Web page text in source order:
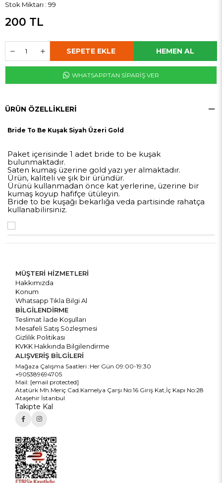
Stok Miktarı : 99
200 TL
WHATSAPPTAN SİPARİŞ VER
ÜRÜN ÖZELLIKLERI
Bride To Be Kuşak Siyah Üzeri Gold
Paket içerisinde 1 adet bride to be kuşak
bulunmaktadır.
Saten kumaş üzerine gold yazı yer almaktadır.
Ürün, kaliteli ve şık bir üründür.
Ürünü kullanmadan önce kat yerlerine, üzerine bir
kumaş koyup hafifçe ütüleyin.
Bride to be kuşağı bekarlığa veda partisinde rahatça
kullanabilirsiniz.
MÜŞTERİ HİZMETLERİ
Hakkımızda
Konum
Whatsapp Tıkla Bilgi Al
BİLGİLENDİRME
Teslimat İade Koşulları
Mesafeli Satış Sözleşmesi
Gizlilik Politikası
KVKK Hakkında Bilgilendirme
ALIŞVERİŞ BİLGİLERİ
Mağaza Çalışma Saatleri :Her Gün 09:00-19:30
+905389694705
Mail: [email protected]
Atatürk Mh.Meriç Cad.Kamelya Çarşı No:16 Giriş Kat,İç Kapı No:28
Ataşehir İstanbul
Takipte Kal